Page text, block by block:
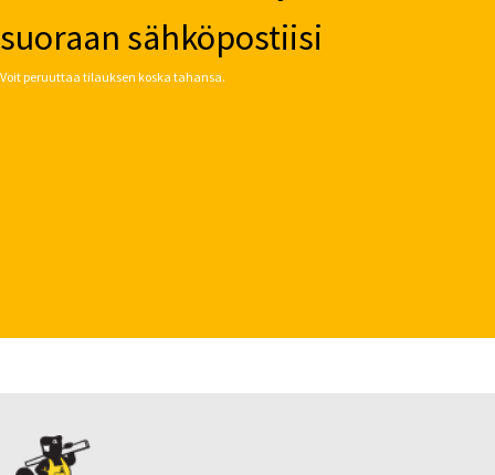
suoraan sähköpostiisi
Voit peruuttaa tilauksen koska tahansa.